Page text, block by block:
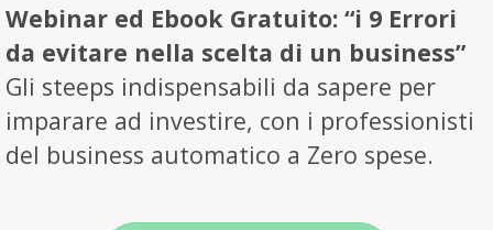
Webinar ed Ebook Gratuito: “i 9 Errori
da evitare nella scelta di un business”
Gli steeps indispensabili da sapere per
imparare ad investire, con i professionisti
del business automatico a Zero spese.